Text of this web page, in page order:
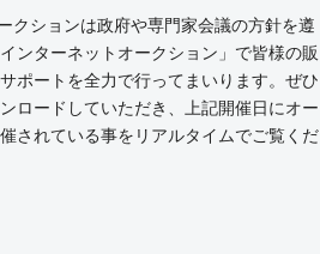
クションは政府や専門家会議の方針を遵
ンターネットオークション」で皆様の販
ポートを全力で行ってまいります。ぜひ
ロードしていただき、上記開催日にオー
されている事をリアルタイムでご覧くだ